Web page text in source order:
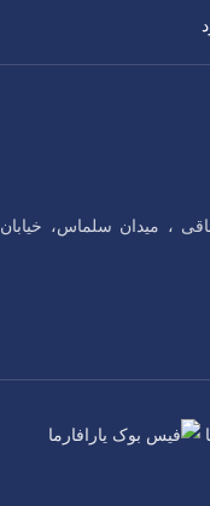
، میدان سلماس، خیابان